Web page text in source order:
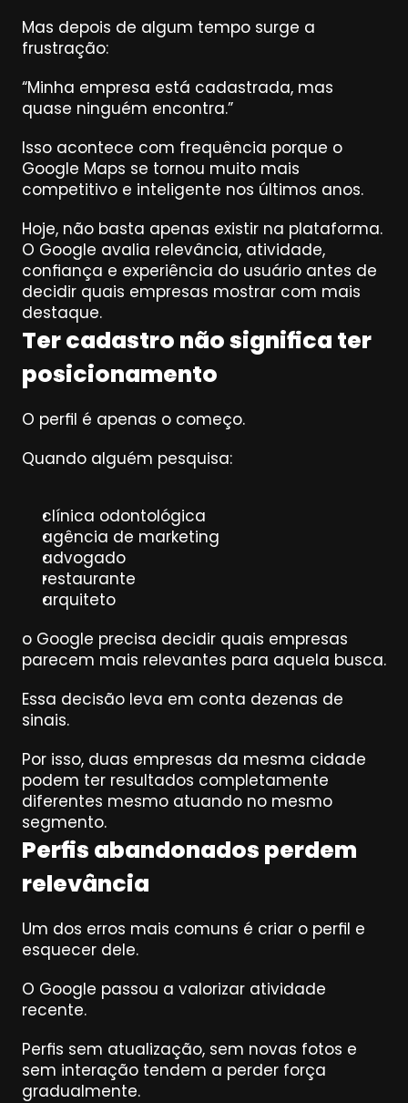
Mas depois de algum tempo surge a
frustração:
“Minha empresa está cadastrada, mas
quase ninguém encontra.”
Isso acontece com frequência porque o
Google Maps se tornou muito mais
competitivo e inteligente nos últimos anos.
Hoje, não basta apenas existir na plataforma.
O Google avalia relevância, atividade,
confiança e experiência do usuário antes de
decidir quais empresas mostrar com mais
destaque.
Ter cadastro não significa ter
posicionamento
O perfil é apenas o começo.
Quando alguém pesquisa:
clínica odontológica
agência de marketing
advogado
restaurante
arquiteto
o Google precisa decidir quais empresas
parecem mais relevantes para aquela busca.
Essa decisão leva em conta dezenas de
sinais.
Por isso, duas empresas da mesma cidade
podem ter resultados completamente
diferentes mesmo atuando no mesmo
segmento.
Perfis abandonados perdem
relevância
Um dos erros mais comuns é criar o perfil e
esquecer dele.
O Google passou a valorizar atividade
recente.
Perfis sem atualização, sem novas fotos e
sem interação tendem a perder força
gradualmente.